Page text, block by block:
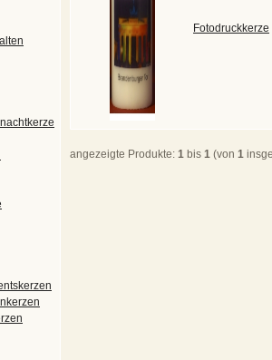
Fotodruckkerze
angezeigte Produkte: 1 bis 1 (von 1